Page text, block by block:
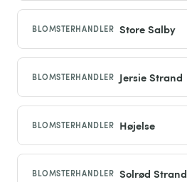
BLOMSTERHANDLER Store Salby
BLOMSTERHANDLER Jersie Strand
BLOMSTERHANDLER Højelse
BLOMSTERHANDLER Solrød Strand